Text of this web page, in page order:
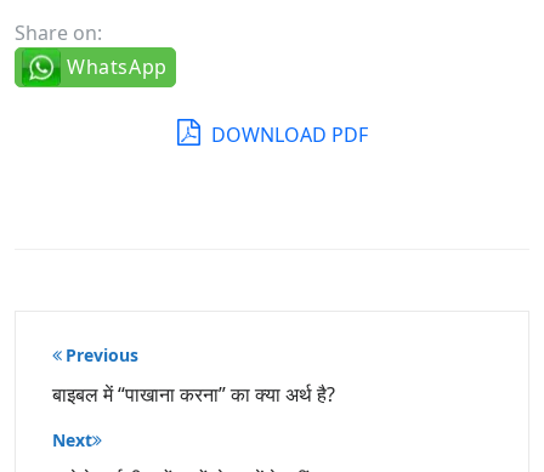
Share on:
WhatsApp
DOWNLOAD PDF
पोस्ट
नेविगेशन
Previous
बाइबल में “पाखाना करना” का क्या अर्थ है?
Next